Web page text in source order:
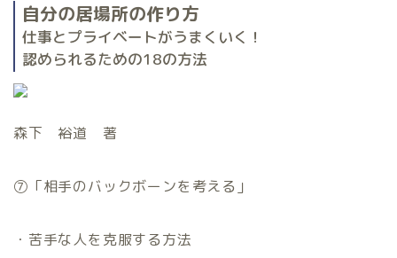
自分の居場所の作り方
仕事とプライベートがうまくいく！
認められるための18の方法
森下 裕道 著
⑦「相手のバックボーンを考える」
・苦手な人を克服する方法